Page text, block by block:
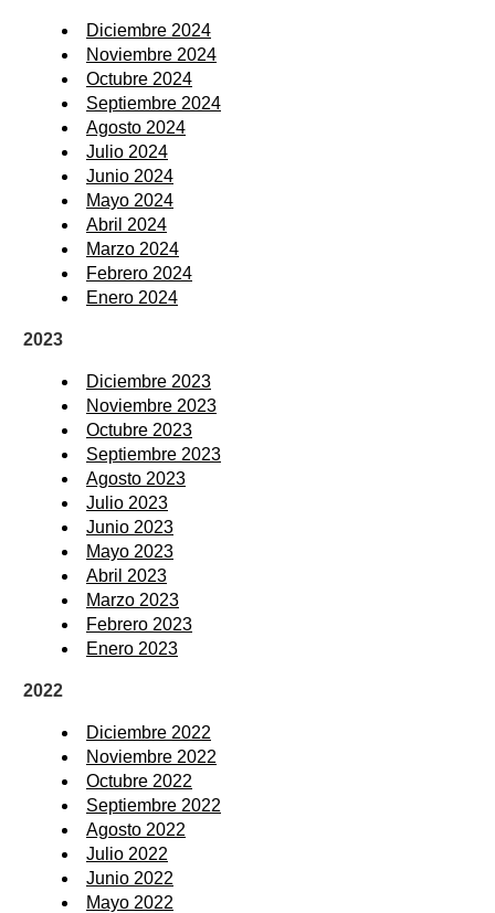
Diciembre 2024
Noviembre 2024
Octubre 2024
Septiembre 2024
Agosto 2024
Julio 2024
Junio 2024
Mayo 2024
Abril 2024
Marzo 2024
Febrero 2024
Enero 2024
2023
Diciembre 2023
Noviembre 2023
Octubre 2023
Septiembre 2023
Agosto 2023
Julio 2023
Junio 2023
Mayo 2023
Abril 2023
Marzo 2023
Febrero 2023
Enero 2023
2022
Diciembre 2022
Noviembre 2022
Octubre 2022
Septiembre 2022
Agosto 2022
Julio 2022
Junio 2022
Mayo 2022